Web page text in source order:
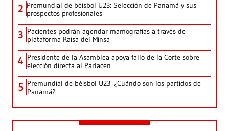
2 Premundial de béisbol U23: Selección de Panamá y sus
prospectos profesionales
3 Pacientes podrán agendar mamografías a través de
plataforma Raisa del Minsa
4 Presidente de la Asamblea apoya fallo de la Corte sobre
elección directa al Parlacen
5 Premundial de béisbol U23: ¿Cuándo son los partidos de
Panamá?